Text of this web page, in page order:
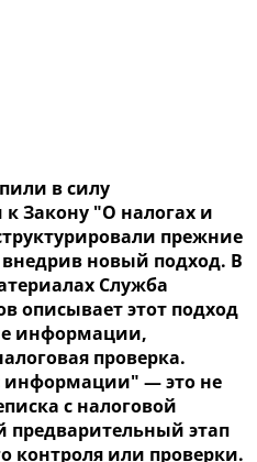
в силу
Закону "О налогах и
прежние
новый подход. В
Служба
описывает этот подход
информации,
проверка.
информации" — это не
с налоговой
предварительный этап
контроля или проверки.